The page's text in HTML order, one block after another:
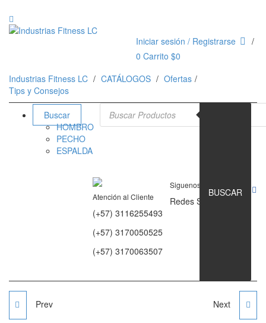
Iniciar sesión / Registrarse
0 Carrito $0
Industrias Fitness LC
CATÁLOGOS
Ofertas
Tips y Consejos
Buscar
HOMBRO
PECHO
ESPALDA
Atención al Cliente
(+57) 3116255493
(+57) 3170050525
(+57) 3170063507
Siguenos en
Redes Sociales
Búsqueda de productos
BUSCAR
Prev Next